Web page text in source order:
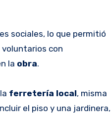
sociales, lo que permitió
voluntarios con
la obra.
ferretería local, misma
el piso y una jardinera,